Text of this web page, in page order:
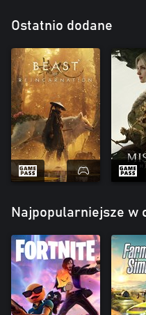
Ostatnio dodane
Najpopularniejsze w